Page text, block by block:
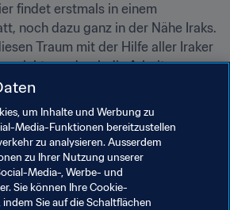
findet erstmals in einem
noch dazu ganz in der Nähe Iraks.
Traum mit der Hilfe aller Iraker
nicht nur durch die Arbeit von
anderen irakischen Spielern. Unser
Irak bei der WM-Endrunde
um Inhalte und Werbung zu
Media-Funktionen bereitzustellen
zu analysieren. Ausserdem
zu Ihrer Nutzung unserer
Media-, Werbe- und
Sie können Ihre Cookie-
Sie auf die Schaltflächen